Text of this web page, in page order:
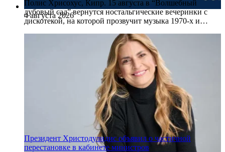
4 августа 2026
Полис Хрисохус, Кипр. 15 августа в “Волшебный
дубовый сад” вернутся ностальгические вечеринки с
дискотекой, на которой прозвучит музыка 1970-х и…
Президент Христодулидис объявил о частичной
перестановке в кабинете министров